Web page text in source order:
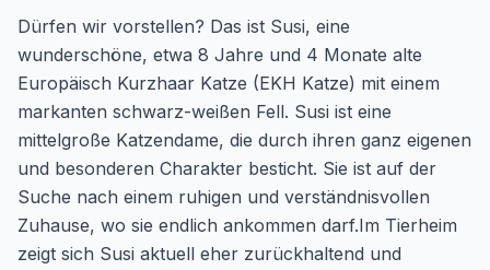
Dürfen wir vorstellen? Das ist Susi, eine
wunderschöne, etwa 8 Jahre und 4 Monate alte
Europäisch Kurzhaar Katze (EKH Katze) mit einem
markanten schwarz-weißen Fell. Susi ist eine
mittelgroße Katzendame, die durch ihren ganz eigenen
und besonderen Charakter besticht. Sie ist auf der
Suche nach einem ruhigen und verständnisvollen
Zuhause, wo sie endlich ankommen darf.Im Tierheim
zeigt sich Susi aktuell eher zurückhaltend und